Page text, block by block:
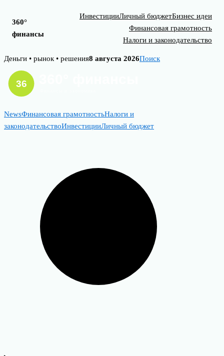
360°
финансы
ИнвестицииЛичный бюджетБизнес идеи
Финансовая грамотность
Налоги и законодательство
Skip
content
Деньги • рынок • решения8 августа 2026Поиск
NewsФинансовая грамотностьНалоги и
законодательствоИнвестицииЛичный бюджет